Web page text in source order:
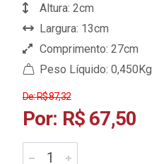
Altura: 2cm
Largura: 13cm
Comprimento: 27cm
Peso Líquido: 0,450Kg
De: R$ 87,32
Por: R$ 67,50